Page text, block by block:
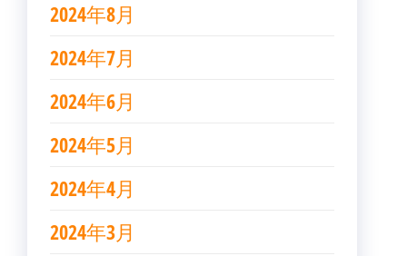
2024年8月
2024年7月
2024年6月
2024年5月
2024年4月
2024年3月